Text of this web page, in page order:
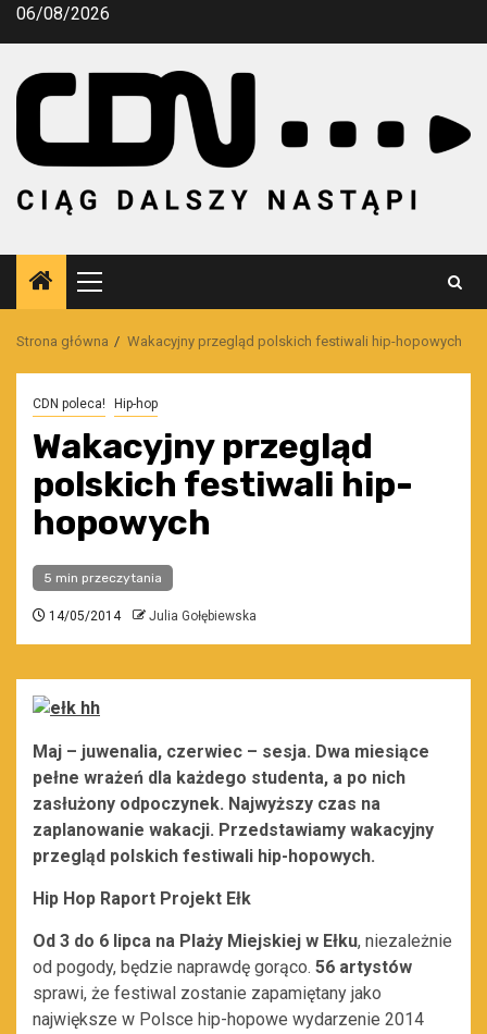
Przejdź
06/08/2026
Menu
główne
Strona główna Wakacyjny przegląd polskich festiwali hip-hopowych
CDN poleca! Hip-hop
Wakacyjny przegląd
polskich festiwali hip-
hopowych
5 min przeczytania
14/05/2014 Julia Gołębiewska
Maj – juwenalia, czerwiec – sesja. Dwa miesiące
pełne wrażeń dla każdego studenta, a po nich
zasłużony odpoczynek. Najwyższy czas na
zaplanowanie wakacji. Przedstawiamy wakacyjny
przegląd polskich festiwali hip-hopowych.
Hip Hop Raport Projekt Ełk
Od 3 do 6 lipca na Plaży Miejskiej w Ełku, niezależnie
od pogody, będzie naprawdę gorąco. 56 artystów
sprawi, że festiwal zostanie zapamiętany jako
największe w Polsce hip-hopowe wydarzenie 2014